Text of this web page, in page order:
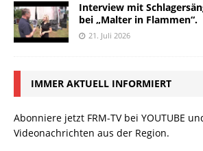
Interview mit
bei „Malter in Flammen“.
21. Juli 2026
IMMER AKTUELL INFORMIERT
Abonniere jetzt FRM-TV bei YOUTUBE
Videonachrichten aus der Region.